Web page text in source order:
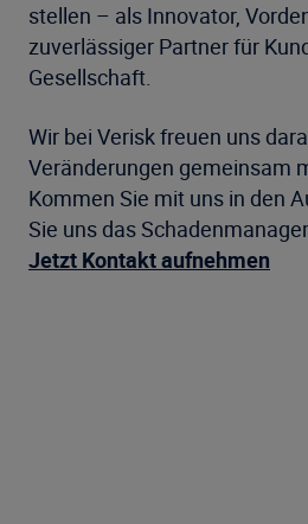
stellen – als Innovator,
zuverlässiger Partner für
Gesellschaft.
Wir bei Verisk freuen uns
Veränderungen gemeinsam
Kommen Sie mit uns in den
Sie uns das
Jetzt Kontakt aufnehmen